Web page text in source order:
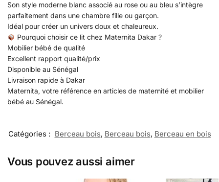
Son style moderne blanc associé au rose ou au bleu s’intègre
parfaitement dans une chambre fille ou garçon.
Idéal pour créer un univers doux et chaleureux.
Pourquoi choisir ce lit chez Maternita Dakar ?
Mobilier bébé de qualité
Excellent rapport qualité/prix
Disponible au Sénégal
Livraison rapide à Dakar
Maternita, votre référence en articles de maternité et mobilier
bébé au Sénégal.
Catégories : Berceau bois, Berceau bois, Berceau en bois
Vous pouvez aussi aimer